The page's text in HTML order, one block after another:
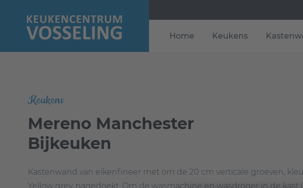
Home Keukens
Keukens
Mereno Manchester
Bijkeuken
Kastenwand van eikenfineer met om de 20 cm verticale groeven,
Yellow grey, nagedoekt. Om de wasmachine en wasdroger in de kast